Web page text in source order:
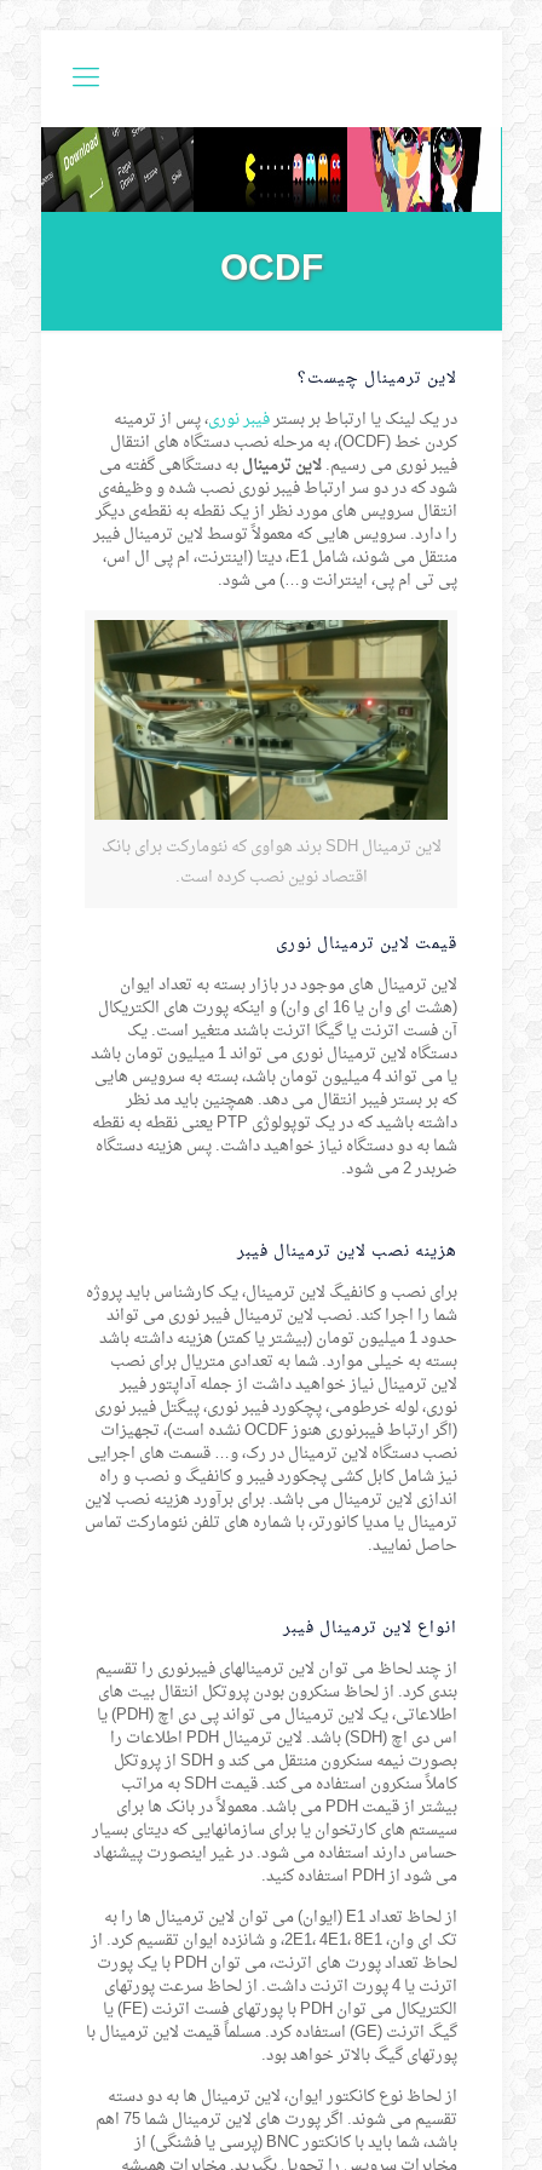
OCDF
لاین ترمینال چیست؟
در یک لینک یا ارتباط بر بسترفیبر نوری، پس از ترمینه
کردن خط (OCDF)، به مرحله نصب دستگاه های انتقال
فیبر نوری می رسیم.لاین ترمینالبه دستگاهی گفته می
شود که در دو سر ارتباط فیبر نوری نصب شده و وظیفه‌ی
انتقال سرویس های مورد نظر از یک نقطه به نقطه‌ی دیگر
را دارد. سرویس هایی که معمولاً توسط لاین ترمینال فیبر
منتقل می شوند، شامل E1، دیتا (اینترنت، ام پی ال اس،
پی تی ام پی، اینترانت و…) می شود.
لاین ترمینال SDH برند هواوی که نئومارکت برای بانک
اقتصاد نوین نصب کرده است.
قیمت لاین ترمینال نوری
لاین ترمینال های موجود در بازار بسته به تعداد ایوان
(هشت ای وان یا 16 ای وان) و اینکه پورت های الکتریکال
آن فست اترنت یا گیگا اترنت باشند متغیر است. یک
دستگاه لاین ترمینال نوری می تواند 1 میلیون تومان باشد
یا می تواند 4 میلیون تومان باشد، بسته به سرویس هایی
که بر بستر فیبر انتقال می دهد. همچنین باید مد نظر
داشته باشید که در یک توپولوژی PTP یعنی نقطه به نقطه
شما به دو دستگاه نیاز خواهید داشت. پس هزینه دستگاه
ضربدر 2 می شود.
هزینه نصب لاین ترمینال فیبر
برای نصب و کانفیگ لاین ترمینال، یک کارشناس باید پروژه
شما را اجرا کند. نصب لاین ترمینال فیبر نوری می تواند
حدود 1 میلیون تومان (بیشتر یا کمتر) هزینه داشته باشد
بسته به خیلی موارد. شما به تعدادی متریال برای نصب
لاین ترمینال نیاز خواهید داشت از جمله آداپتور فیبر
نوری، لوله خرطومی، پچکورد فیبر نوری، پیگتل فیبر نوری
(اگر ارتباط فیبرنوری هنوز OCDF نشده است)، تجهیزات
نصب دستگاه لاین ترمینال در رک، و… قسمت های اجرایی
نیز شامل کابل کشی پجکورد فیبر و کانفیگ و نصب و راه
اندازی لاین ترمینال می باشد. برای برآورد هزینه نصب لاین
ترمینال یا مدیا کانورتر، با شماره های تلفن نئومارکت تماس
حاصل نمایید.
انواع لاین ترمینال فیبر
از چند لحاظ می توان لاین ترمینالهای فیبرنوری را تقسیم
بندی کرد. از لحاظ سنکرون بودن پروتکل انتقال بیت های
اطلاعاتی، یک لاین ترمینال می تواند پی دی اچ (PDH) یا
اس دی اچ (SDH) باشد. لاین ترمینال PDH اطلاعات را
بصورت نیمه سنکرون منتقل می کند و SDH از پروتکل
کاملاً سنکرون استفاده می کند. قیمت SDH به مراتب
بیشتر از قیمت PDH می باشد. معمولاً در بانک ها برای
سیستم های کارتخوان یا برای سازمانهایی که دیتای بسیار
حساس دارند استفاده می شود. در غیر اینصورت پیشنهاد
می شود از PDH استفاده کنید.
از لحاظ تعداد E1 (ایوان) می توان لاین ترمینال ها را به
تک ای وان، 2E1، 4E1، 8E1، و شانزده ایوان تقسیم کرد. از
لحاظ تعداد پورت های اترنت، می توان PDH با یک پورت
اترنت یا 4 پورت اترنت داشت. از لحاظ سرعت پورتهای
الکتریکال می توان PDH با پورتهای فست اترنت (FE) یا
گیگ اترنت (GE) استفاده کرد. مسلماً قیمت لاین ترمینال با
پورتهای گیگ بالاتر خواهد بود.
از لحاظ نوع کانکتور ایوان، لاین ترمینال ها به دو دسته
تقسیم می شوند. اگر پورت های لاین ترمینال شما 75 اهم
باشد، شما باید با کانکتور BNC (پرسی یا فشنگی) از